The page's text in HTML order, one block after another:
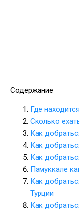
Содержание
Где
Сколько
Как
Как
Как
Памуккале
Как
Турции
Как